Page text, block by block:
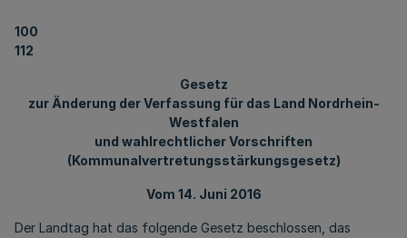
100
112
Gesetz
zur Änderung der Verfassung für das Land Nordrhein-
Westfalen
und wahlrechtlicher Vorschriften
(Kommunalvertretungsstärkungsgesetz)
Vom 14. Juni 2016
Der Landtag hat das folgende Gesetz beschlossen, das